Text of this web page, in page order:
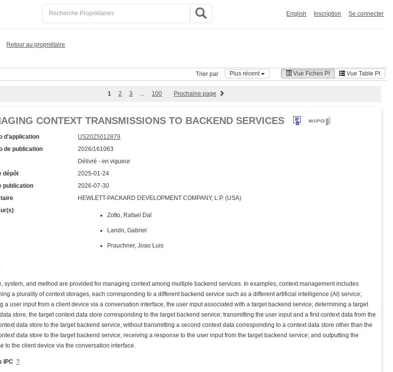
English Inscription Se connecter
Retour au propriétaire
Trier par Plus récent Vue Fiches PI Vue Table PI
1 2 3 ... 100 Prochaine page
CONTEXT TRANSMISSIONS TO BACKEND SERVICES
d'application
US2025012879
de publication
2026/161063
Délivré - en vigueur
dépôt
2025-01-24
publication
2026-07-30
HEWLETT-PACKARD DEVELOPMENT COMPANY, L.P. (USA)
Zotto, Rafael Dal
Lando, Gabriel
Prauchner, Joao Luis
system, and method are provided for managing context among multiple backend services. In examples, context management includes
a plurality of context storages, each corresponding to a different backend service such as a different artificial intelligence (AI) service;
a user input from a client device via a conversation interface, the user input associated with a target backend service; determining a target
store, the target context data store corresponding to the target backend service; transmitting the user input and a first context data from the
data store to the target backend service, without transmitting a second context data corresponding to a context data store other than the
data store to the target backend service; receiving a response to the user input from the target backend service; and outputting the
to the client device via the conversation interface.
IPC ?